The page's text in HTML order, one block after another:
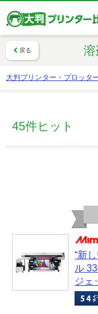
戻る 溶
大判プリンター・プロッタ
45件ヒット
“新
ル
ジェ